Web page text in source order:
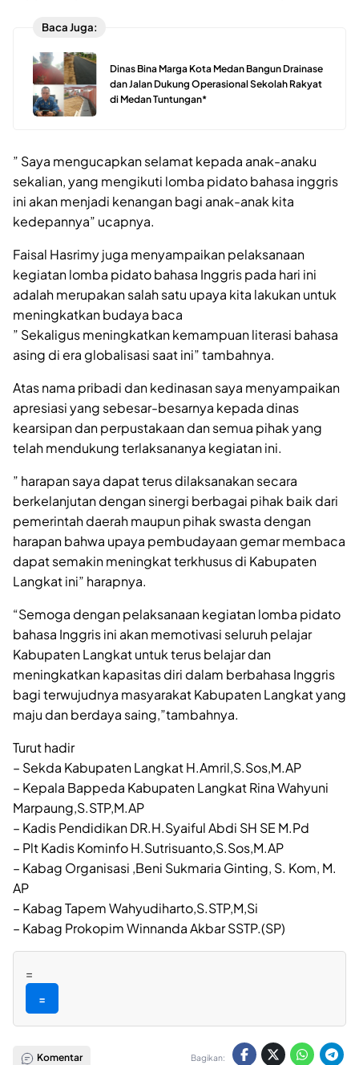
Baca Juga:
Dinas Bina Marga Kota Medan Bangun Drainase
dan Jalan Dukung Operasional Sekolah Rakyat
di Medan Tuntungan*
” Saya mengucapkan selamat kepada anak-anaku
sekalian, yang mengikuti lomba pidato bahasa inggris
ini akan menjadi kenangan bagi anak-anak kita
kedepannya” ucapnya.
Faisal Hasrimy juga menyampaikan pelaksanaan
kegiatan lomba pidato bahasa Inggris pada hari ini
adalah merupakan salah satu upaya kita lakukan untuk
meningkatkan budaya baca
” Sekaligus meningkatkan kemampuan literasi bahasa
asing di era globalisasi saat ini” tambahnya.
Atas nama pribadi dan kedinasan saya menyampaikan
apresiasi yang sebesar-besarnya kepada dinas
kearsipan dan perpustakaan dan semua pihak yang
telah mendukung terlaksananya kegiatan ini.
” harapan saya dapat terus dilaksanakan secara
berkelanjutan dengan sinergi berbagai pihak baik dari
pemerintah daerah maupun pihak swasta dengan
harapan bahwa upaya pembudayaan gemar membaca
dapat semakin meningkat terkhusus di Kabupaten
Langkat ini” harapnya.
“Semoga dengan pelaksanaan kegiatan lomba pidato
bahasa Inggris ini akan memotivasi seluruh pelajar
Kabupaten Langkat untuk terus belajar dan
meningkatkan kapasitas diri dalam berbahasa Inggris
bagi terwujudnya masyarakat Kabupaten Langkat yang
maju dan berdaya saing,”tambahnya.
Turut hadir
– Sekda Kabupaten Langkat H.Amril,S.Sos,M.AP
– Kepala Bappeda Kabupaten Langkat Rina Wahyuni
Marpaung,S.STP,M.AP
– Kadis Pendidikan DR.H.Syaiful Abdi SH SE M.Pd
– Plt Kadis Kominfo H.Sutrisuanto,S.Sos,M.AP
– Kabag Organisasi ,Beni Sukmaria Ginting, S. Kom, M.
AP
– Kabag Tapem Wahyudiharto,S.STP,M,Si
– Kabag Prokopim Winnanda Akbar SSTP.(SP)
=
=
Komentar Bagikan: